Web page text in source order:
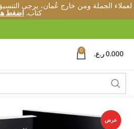
لعملاء الجملة ومن خارج عُمان، يرجى
كتاب.
اضغط
0
0.000 ر.ع.
عرض